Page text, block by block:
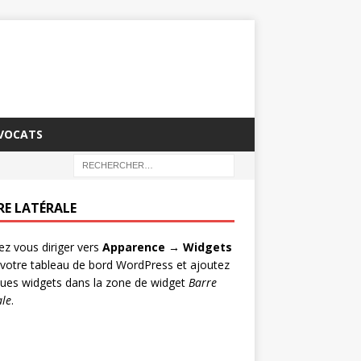
LATÉRALE
vous diriger vers Apparence → Widgets
tableau de bord WordPress et ajoutez
widgets dans la zone de widget Barre
.